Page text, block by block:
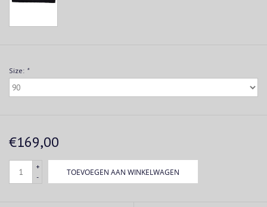
Size: *
€169,00
+
-
TOEVOEGEN AAN WINKELWAGEN